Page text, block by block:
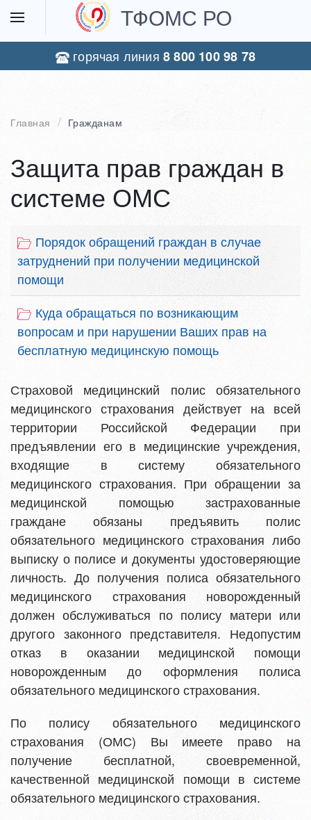
ТФОМС РО
горячая линия 8 800 100 98 78
Главная Гражданам
Защита прав граждан в
системе ОМС
Порядок обращений граждан в случае
затруднений при получении медицинской
помощи
Куда обращаться по возникающим
вопросам и при нарушении Ваших прав на
бесплатную медицинскую помощь
Страховой медицинский полис обязательного
медицинского страхования действует на всей
территории Российской Федерации при
предъявлении его в медицинские учреждения,
входящие в систему обязательного
медицинского страхования. При обращении за
медицинской помощью застрахованные
граждане обязаны предъявить полис
обязательного медицинского страхования либо
выписку о полисе и документы удостоверяющие
личность. До получения полиса обязательного
медицинского страхования новорожденный
должен обслуживаться по полису матери или
другого законного представителя. Недопустим
отказ в оказании медицинской помощи
новорожденным до оформления полиса
обязательного медицинского страхования.
По полису обязательного медицинского
страхования (ОМС) Вы имеете право на
получение бесплатной, своевременной,
качественной медицинской помощи в системе
обязательного медицинского страхования.